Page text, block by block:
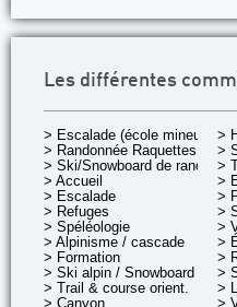
Les différentes
> Escalade (école mineurs)
> Randonnée Raquettes
> Ski/Snowboard de rando.
> Accueil
> Escalade
> Refuges
> Spéléologie
> Alpinisme / cascade
> Formation
> Ski alpin / Snowboard
> Trail & course orient.
> Canyon
>
>
>
>
>
>
>
>
>
>
>
>